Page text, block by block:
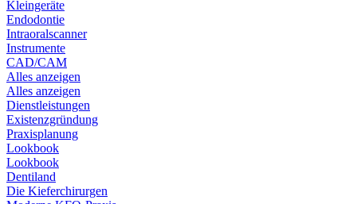
Kleingeräte
Endodontie
Intraoralscanner
Instrumente
CAD/CAM
Alles anzeigen
Alles anzeigen
Dienstleistungen
Existenzgründung
Praxisplanung
Lookbook
Lookbook
Dentiland
Die Kieferchirurgen